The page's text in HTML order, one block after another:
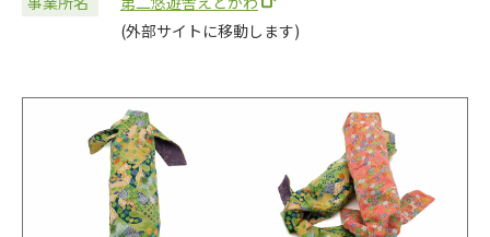
(外部サイトに移動します)